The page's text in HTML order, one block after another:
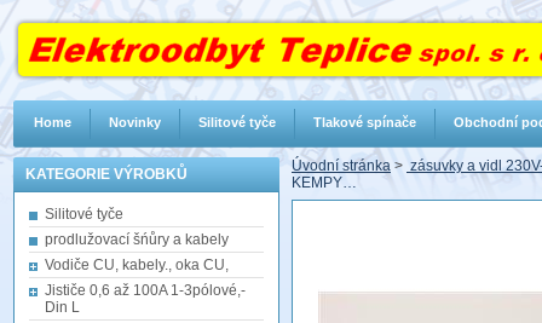
KATEGORIE VÝROBKŮ
Silitové tyče
prodlužovací šńůry a kabely
Vodiče CU, kabely., oka CU,
Jističe 0,6 až 100A 1-3pólové,-
Din L
Úvodní stránka > zásuvky a vidl
KEMPY…
Home Novinky Silitové tyče Tlakové spínače Obchodní